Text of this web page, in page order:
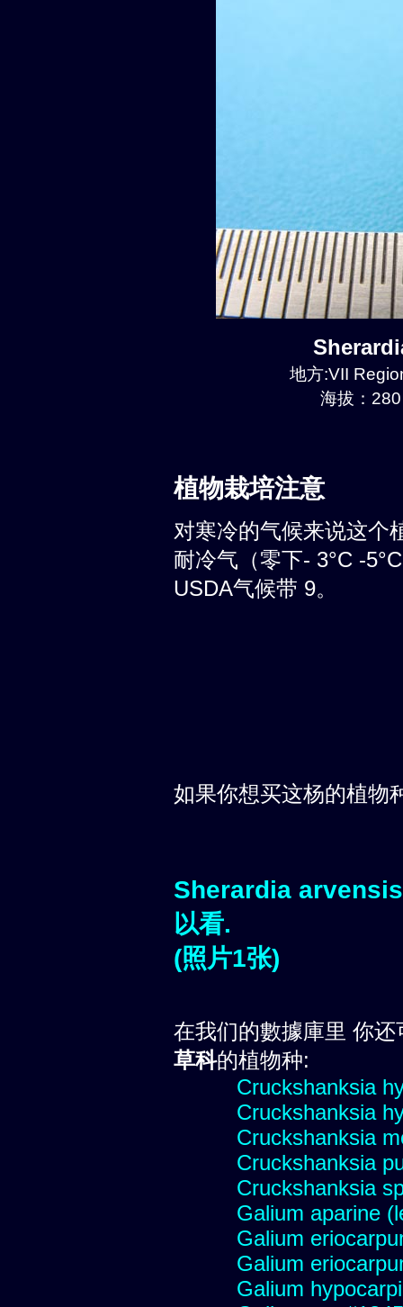
地方:VII
海拔：
植物栽培注意
对寒冷的气候来说这个
耐冷气（零下- 3°C -
USDA气候带 9。
如果你想买这杨的植物
Sherardia
以看.
(照片1张)
在我们的數據庫里 你
草科的植物种:
Cruckshanksia
Cruckshanksia
Cruckshanksia
Cruckshanksia
Cruckshanksia
Galium aparine
Galium
Galium
Galium